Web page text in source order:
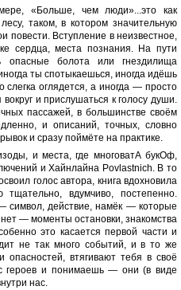
«Больше, чем люди»...это как
таком, в котором значительную
повести. Вступление в неизвестное,
сердца, места познания. На пути
опасные болота или гнездилища
ты спотыкаешься, иногда идёшь
оглядется, а иногда — просто
и прислушаться к голосу души.
пассажей, в большинстве своём
и описаний, точных, словно
и сразу поймёте на практике.
и места, где многоватА букОф,
и Хайнлайна Povlastnich. В то
голос автора, книга вдохновила
вдумчиво, постепенно.
символ, действие, намёк — которые
— моменты остановки, знакомства
это касается первой части и
не так много событий, и в то же
втягивают тебя в своё
героев и понимаешь — они (в виде
нас.